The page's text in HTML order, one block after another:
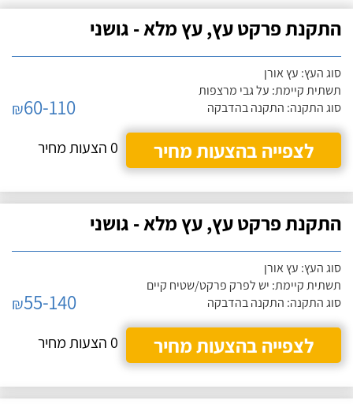
התקנת פרקט עץ, עץ מלא - גושני
סוג העץ: עץ אורן
תשתית קיימת: על גבי מרצפות
סוג התקנה: התקנה בהדבקה
₪60-110
לצפייה בהצעות מחיר
0 הצעות מחיר
התקנת פרקט עץ, עץ מלא - גושני
סוג העץ: עץ אורן
תשתית קיימת: יש לפרק פרקט/שטיח קיים
סוג התקנה: התקנה בהדבקה
₪55-140
לצפייה בהצעות מחיר
0 הצעות מחיר